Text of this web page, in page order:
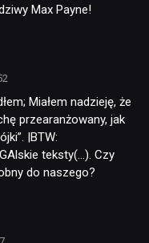
Max Payne!
Miałem nadzieję, że
przearanżowany, jak
|BTW:
teksty(…). Czy
do naszego?